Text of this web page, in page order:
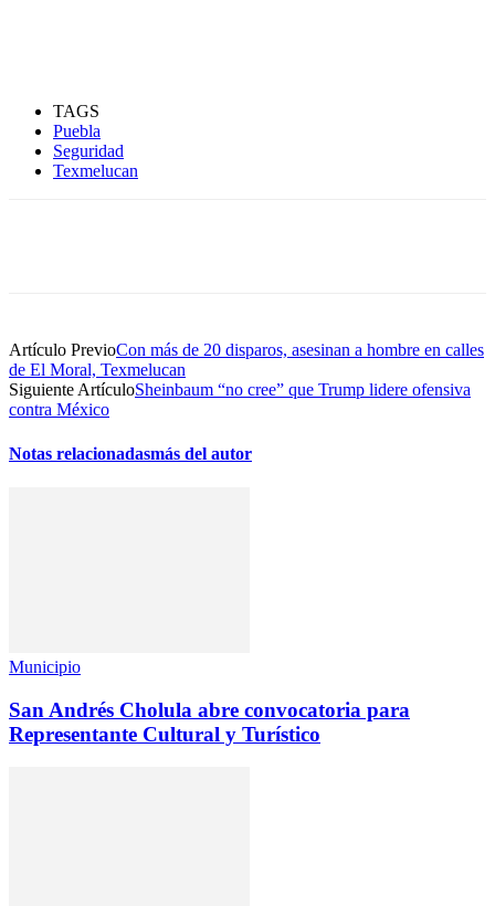
TAGS
Puebla
Seguridad
Texmelucan
Artículo PrevioCon más de 20 disparos, asesinan a hombre en calles
de El Moral, Texmelucan
Siguiente ArtículoSheinbaum “no cree” que Trump lidere ofensiva
contra México
Notas relacionadasmás del autor
Municipio
San Andrés Cholula abre convocatoria para
Representante Cultural y Turístico